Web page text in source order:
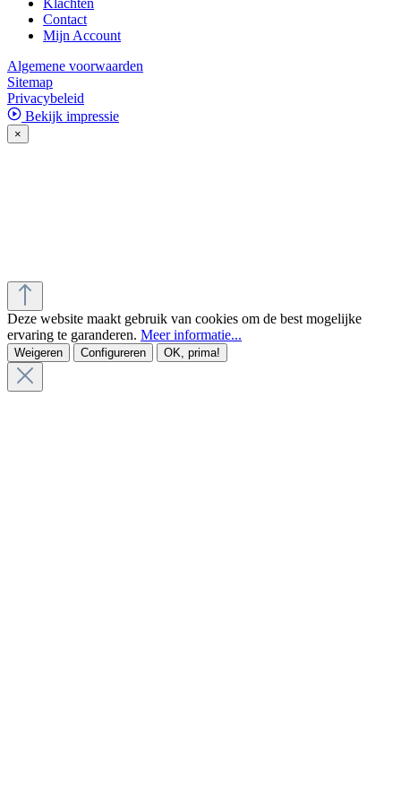
Klachten
Contact
Mijn Account
Algemene voorwaarden
Sitemap
Privacybeleid
Bekijk impressie
×
Deze website maakt gebruik van cookies om de best mogelijke
ervaring te garanderen. Meer informatie...
Weigeren Configureren OK, prima!